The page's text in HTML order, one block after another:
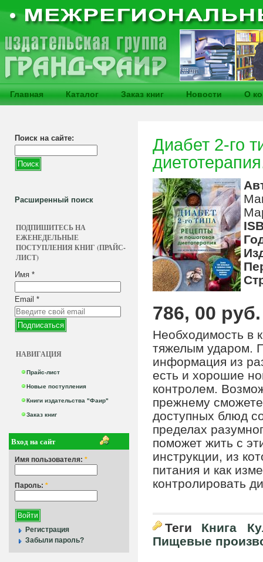
Главная Каталог Заказ книг Новости О
Поиск на сайте:
Расширенный поиск
ПОДПИШИТЕСЬ НА
ЕЖЕНЕДЕЛЬНЫЕ
ПОСТУПЛЕНИЯ КНИГ (ПРАЙС-
ЛИСТ)
Имя *
Email *
НАВИГАЦИЯ
Прайс-лист
Новые поступления
Книги издательства "Фаир"
Заказ книг
Вход на сайт
Имя пользователя: *
Пароль: *
Регистрация
Забыли пароль?
Диабет 2-го
786, 00 руб.
Необходимость в
тяжелым ударом.
информация из
есть и хорошие
контролем.
прежнему
доступных блюд
пределах
поможет жить с
инструкции, из
питания и как
контролировать
Теги Книга
Пищевые